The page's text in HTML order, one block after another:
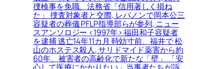
捜検事を免職、法務省「信用著しく損ね
た」 捜査対象者と交際, レバノンで岡本公三
容疑者の葬儀 PFLP指導部らが参列, ニュー
スアンソロジー <1997年> 福田和子容疑者
を逮捕 逃亡14年11カ月 時効寸前、福井で 松
山のホステス殺人, サリドマイド薬害から約
60年、被害者の高齢化で新たな「壁」 「安